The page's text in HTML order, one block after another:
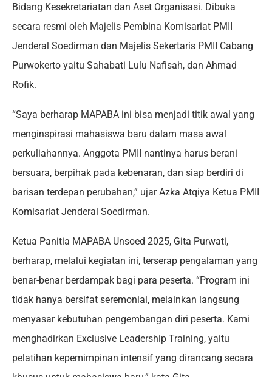
Bidang Kesekretariatan dan Aset Organisasi. Dibuka
secara resmi oleh Majelis Pembina Komisariat PMII
Jenderal Soedirman dan Majelis Sekertaris PMII Cabang
Purwokerto yaitu Sahabati Lulu Nafisah, dan Ahmad
Rofik.
“Saya berharap MAPABA ini bisa menjadi titik awal yang
menginspirasi mahasiswa baru dalam masa awal
perkuliahannya. Anggota PMII nantinya harus berani
bersuara, berpihak pada kebenaran, dan siap berdiri di
barisan terdepan perubahan,” ujar Azka Atqiya Ketua PMII
Komisariat Jenderal Soedirman.
Ketua Panitia MAPABA Unsoed 2025, Gita Purwati,
berharap, melalui kegiatan ini, terserap pengalaman yang
benar-benar berdampak bagi para peserta. “Program ini
tidak hanya bersifat seremonial, melainkan langsung
menyasar kebutuhan pengembangan diri peserta. Kami
menghadirkan Exclusive Leadership Training, yaitu
pelatihan kepemimpinan intensif yang dirancang secara